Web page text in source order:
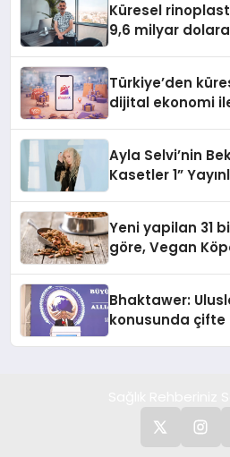
Küresel
9,6 milyar
Türkiye’den
dijital ekonomi
Ayla Selvi’nin
Kasetler 1”
Yeni yapilan 31
göre, Vegan
Bhaktawer:
konusunda